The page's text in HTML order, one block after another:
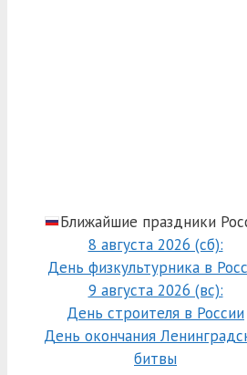
Ближайшие праздники
8 августа 2026 (сб):
День физкультурника в
9 августа 2026 (вс):
День строителя в России
День окончания
битвы